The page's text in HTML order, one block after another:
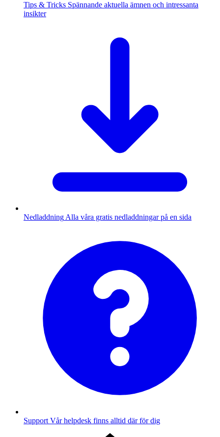
Tips & Tricks Spännande aktuella ämnen och intressanta
insikter
Nedladdning Alla våra gratis nedladdningar på en sida
Support Vår helpdesk finns alltid där för dig